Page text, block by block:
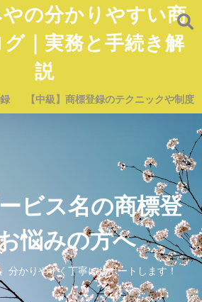
の分かりやすい商
｜実務と手続き解
説
【中級】商標登録のテクニックや制度
ビス名の商標登
悩みの方へ
分かりやすく丁寧にサポートします！